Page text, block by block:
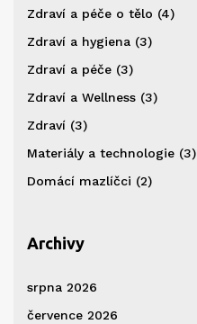
Zdraví a péče o tělo (4)
Zdraví a hygiena (3)
Zdraví a péče (3)
Zdraví a Wellness (3)
Zdraví (3)
Materiály a technologie (3)
Domácí mazlíčci (2)
Archivy
srpna 2026
července 2026